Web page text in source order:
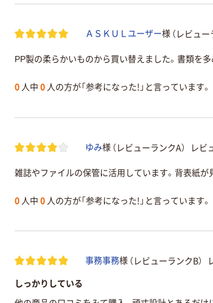
ＡＳＫＵＬユーザー様 （レビュー
PP製の柔らかいものから買い替えました。書類を
0 人中 0 人の方が「参考になった!」と言っています。
ゆみ様 （レビューランクA） レビ
雑誌やファイルの保管に活用しています。背表紙が
0 人中 0 人の方が「参考になった!」と言っています。
事務事務様 （レビューランクB）
しっかりしている